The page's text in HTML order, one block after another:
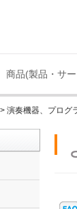
商品(製品・サ
> 演奏機器、プログ